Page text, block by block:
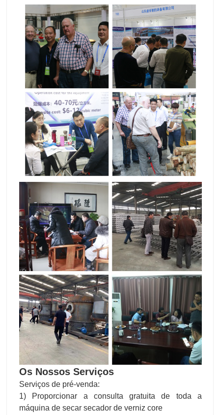
Os Nossos Serviços
Serviços de pré-venda:
1) Proporcionar a consulta gratuita de toda a
máquina de secar secador de verniz core